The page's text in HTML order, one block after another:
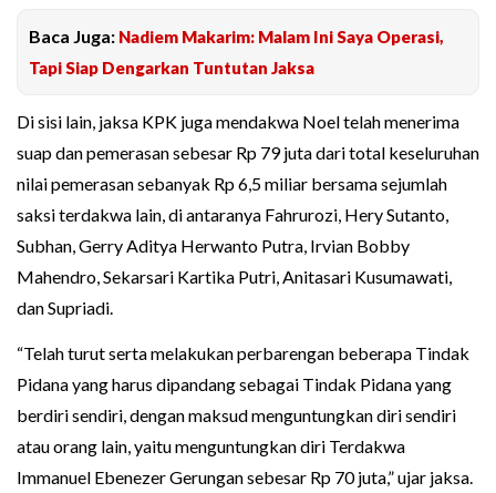
Baca Juga: Nadiem Makarim: Malam Ini Saya Operasi,
Tapi Siap Dengarkan Tuntutan Jaksa
Di sisi lain, jaksa KPK juga mendakwa Noel telah menerima
suap dan pemerasan sebesar Rp 79 juta dari total keseluruhan
nilai pemerasan sebanyak Rp 6,5 miliar bersama sejumlah
saksi terdakwa lain, di antaranya Fahrurozi, Hery Sutanto,
Subhan, Gerry Aditya Herwanto Putra, Irvian Bobby
Mahendro, Sekarsari Kartika Putri, Anitasari Kusumawati,
dan Supriadi.
“Telah turut serta melakukan perbarengan beberapa Tindak
Pidana yang harus dipandang sebagai Tindak Pidana yang
berdiri sendiri, dengan maksud menguntungkan diri sendiri
atau orang lain, yaitu menguntungkan diri Terdakwa
Immanuel Ebenezer Gerungan sebesar Rp 70 juta,” ujar jaksa.